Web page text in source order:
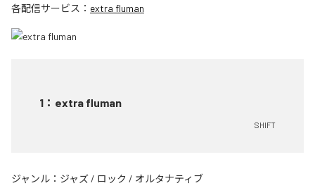
各配信サービス： extra fluman
1 ： extra fluman
SHIFT
ジャンル： ジャズ / ロック / オルタナティブ